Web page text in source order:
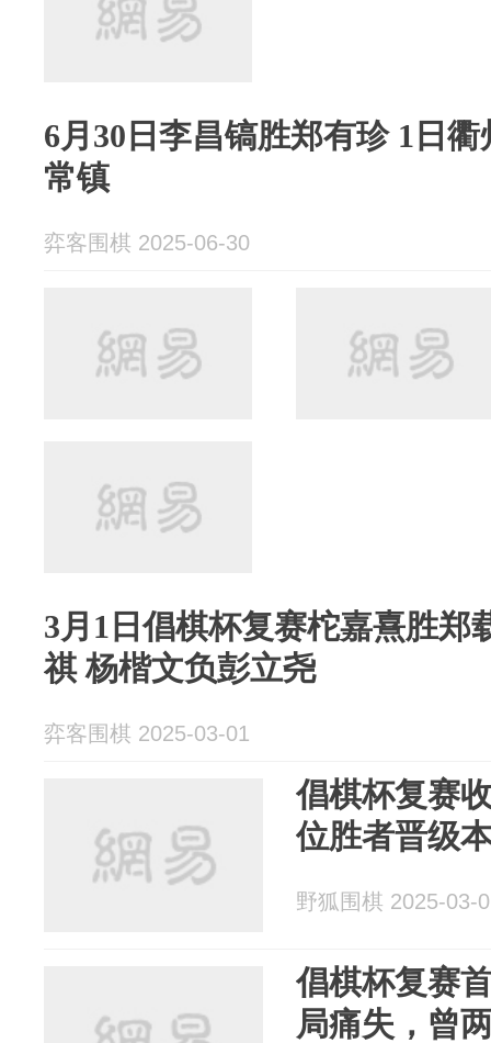
6月30日李昌镐胜郑有珍 1日
常镇
弈客围棋 2025-06-30
3月1日倡棋杯复赛柁嘉熹胜郑
祺 杨楷文负彭立尧
弈客围棋 2025-03-01
倡棋杯复赛
位胜者晋级
野狐围棋 2025-03-
倡棋杯复赛
局痛失，曾